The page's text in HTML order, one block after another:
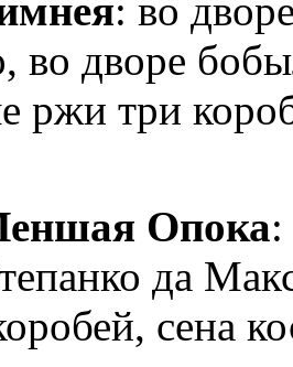
: во
во дворе
ржи три
Опока
да
сена